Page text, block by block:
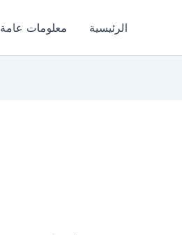
الرئيسية معلومات عامة